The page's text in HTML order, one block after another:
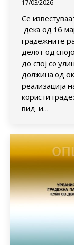
17/03/2026
Се
дека од 16
градежните
делот од
до спој со
должина од
реализација
користи
вид и…